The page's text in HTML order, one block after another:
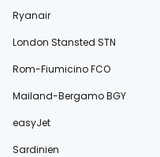
Ryanair
London Stansted STN
Rom-Fiumicino FCO
Mailand-Bergamo BGY
easyJet
Sardinien